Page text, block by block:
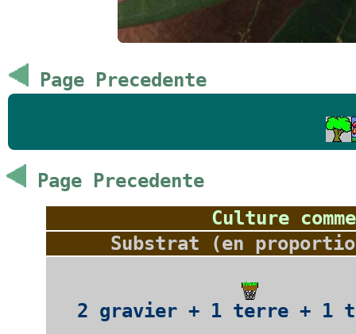
Page Precedente
Page Precedente
Culture
Substrat (en
2 gravier + 1 terre + 1